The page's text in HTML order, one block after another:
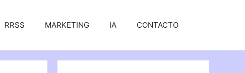
RRSS MARKETING IA CONTACTO